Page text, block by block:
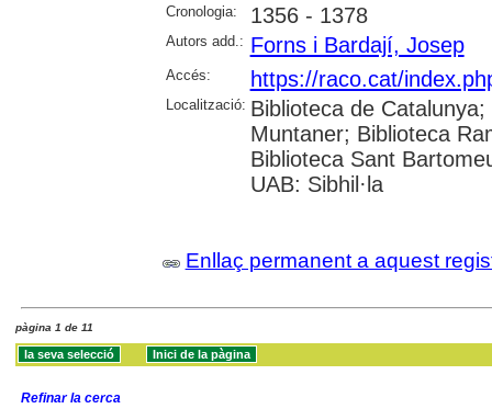
Cronologia: 1356 - 1378
Autors add.: Forns i Bardají, Josep
Accés: https://raco.cat/
Localització: Biblioteca de
Muntaner; Biblioteca
Biblioteca Sant
UAB: Sibhil·la
Enllaç permanent a aquest
pàgina 1 de 11
Refinar la cerca